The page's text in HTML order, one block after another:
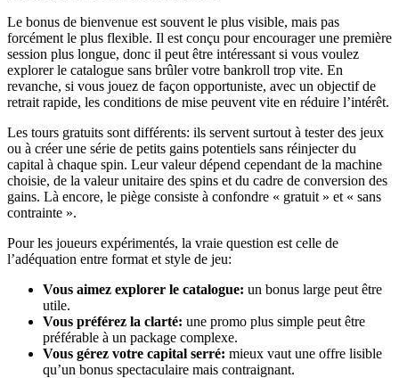
Le bonus de bienvenue est souvent le plus visible, mais pas
forcément le plus flexible. Il est conçu pour encourager une première
session plus longue, donc il peut être intéressant si vous voulez
explorer le catalogue sans brûler votre bankroll trop vite. En
revanche, si vous jouez de façon opportuniste, avec un objectif de
retrait rapide, les conditions de mise peuvent vite en réduire l’intérêt.
Les tours gratuits sont différents: ils servent surtout à tester des jeux
ou à créer une série de petits gains potentiels sans réinjecter du
capital à chaque spin. Leur valeur dépend cependant de la machine
choisie, de la valeur unitaire des spins et du cadre de conversion des
gains. Là encore, le piège consiste à confondre « gratuit » et « sans
contrainte ».
Pour les joueurs expérimentés, la vraie question est celle de
l’adéquation entre format et style de jeu:
Vous aimez explorer le catalogue: un bonus large peut être
utile.
Vous préférez la clarté: une promo plus simple peut être
préférable à un package complexe.
Vous gérez votre capital serré: mieux vaut une offre lisible
qu’un bonus spectaculaire mais contraignant.